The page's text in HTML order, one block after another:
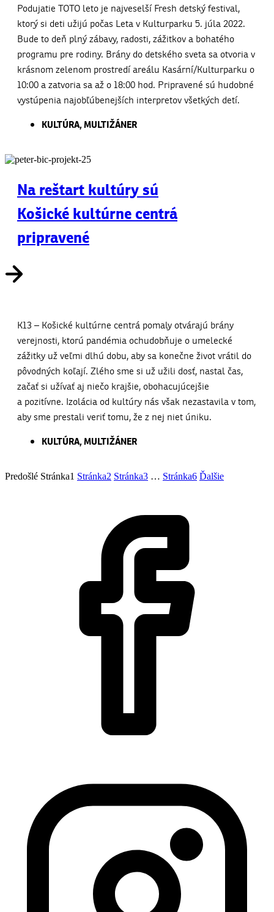
Podujatie TOTO leto je najveselší Fresh detský festival,
ktorý si deti užijú počas Leta v Kulturparku 5. júla 2022.
Bude to deň plný zábavy, radosti, zážitkov a bohatého
programu pre rodiny. Brány do detského sveta sa otvoria v
krásnom zelenom prostredí areálu Kasární/Kulturparku o
10:00 a zatvoria sa až o 18:00 hod. Pripravené sú hudobné
vystúpenia najobľúbenejších interpretov všetkých detí.
KULTÚRA,MULTIŽÁNER
Na reštart kultúry sú
Košické kultúrne centrá
pripravené
K13 – Košické kultúrne centrá pomaly otvárajú brány
verejnosti, ktorú pandémia ochudobňuje o umelecké
zážitky už veľmi dlhú dobu, aby sa konečne život vrátil do
pôvodných koľají. Zlého sme si už užili dosť, nastal čas,
začať si užívať aj niečo krajšie, obohacujúcejšie
a pozitívne. Izolácia od kultúry nás však nezastavila v tom,
aby sme prestali veriť tomu, že z nej niet úniku.
KULTÚRA,MULTIŽÁNER
Predošlé Stránka1 Stránka2 Stránka3 … Stránka6 Ďalšie